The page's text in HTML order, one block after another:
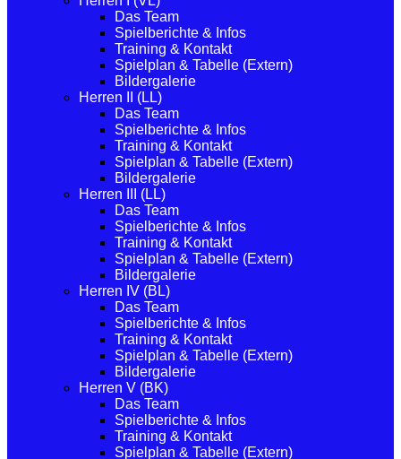
Das Team
Spielberichte & Infos
Training & Kontakt
Spielplan & Tabelle (Extern)
Bildergalerie
Herren II (LL)
Das Team
Spielberichte & Infos
Training & Kontakt
Spielplan & Tabelle (Extern)
Bildergalerie
Herren III (LL)
Das Team
Spielberichte & Infos
Training & Kontakt
Spielplan & Tabelle (Extern)
Bildergalerie
Herren IV (BL)
Das Team
Spielberichte & Infos
Training & Kontakt
Spielplan & Tabelle (Extern)
Bildergalerie
Herren V (BK)
Das Team
Spielberichte & Infos
Training & Kontakt
Spielplan & Tabelle (Extern)